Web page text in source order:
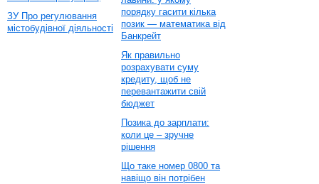
ЗУ Про регулювання
містобудівної діяльності
порядку гасити кілька
позик — математика від
Банкрейт
Як правильно
розрахувати суму
кредиту, щоб не
перевантажити свій
бюджет
Позика до зарплати:
коли це – зручне
рішення
Що таке номер 0800 та
навіщо він потрібен